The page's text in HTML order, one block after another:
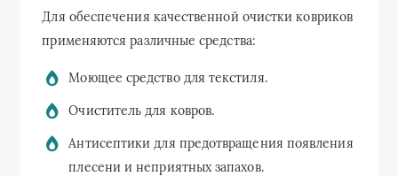
Для обеспечения качественной очистки ковриков
применяются различные средства:
Моющее средство для текстиля.
Очиститель для ковров.
Антисептики для предотвращения появления
плесени и неприятных запахов.